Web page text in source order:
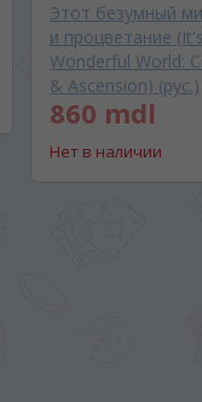
Этот безумный
и процветание
Wonderful World:
& Ascension) (рус.)
860 mdl
Нет в наличии